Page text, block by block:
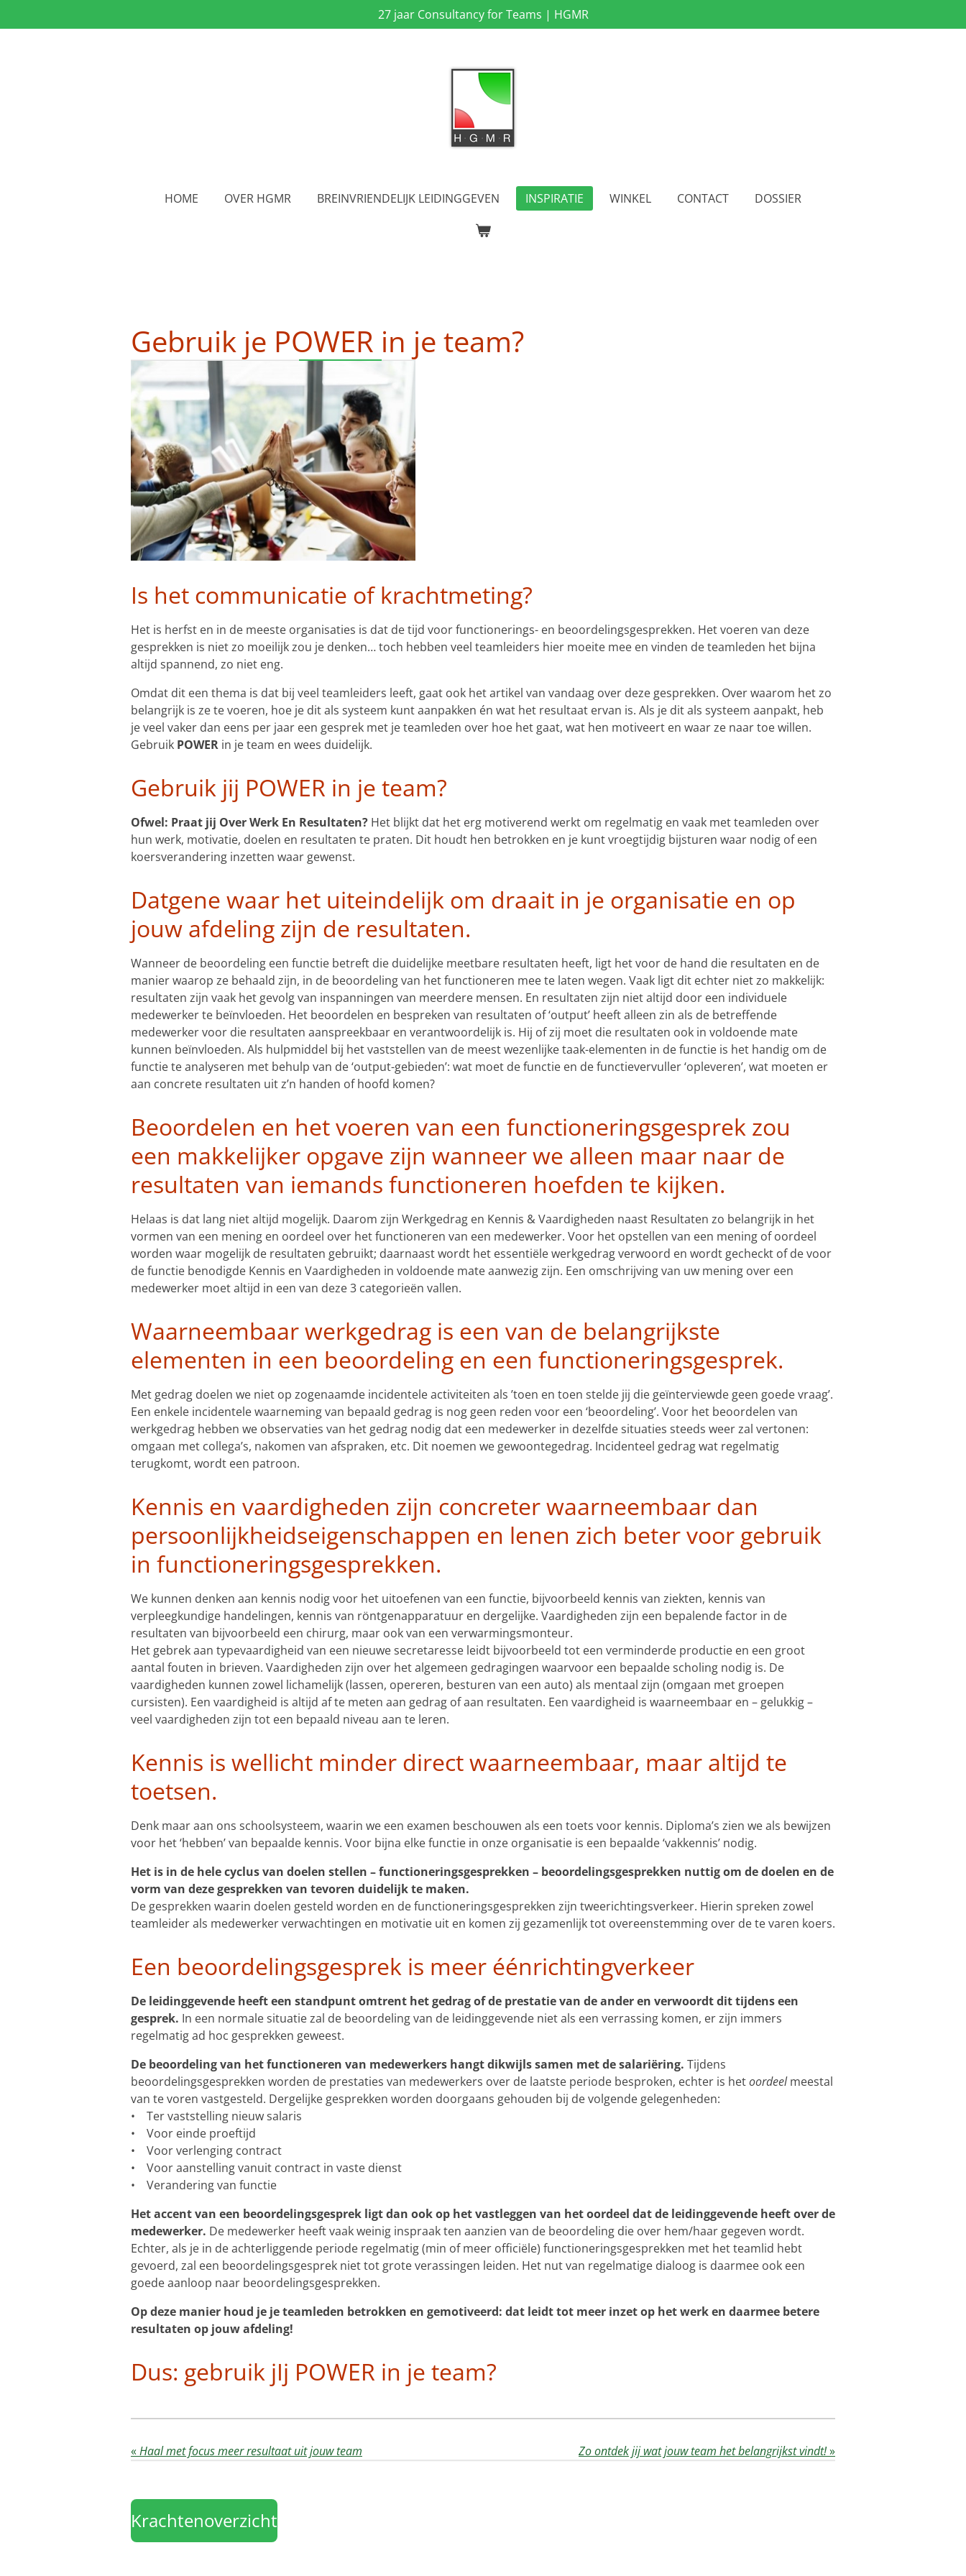
direct
27 jaar Consultancy for Teams | HGMR
HOME OVER HGMR BREINVRIENDELIJK LEIDINGGEVEN INSPIRATIE WINKEL CONTACT DOSSIER
Gebruik je POWER in je team?
Is het communicatie of krachtmeting?
Het is herfst en in de meeste organisaties is dat de tijd voor functionerings- en beoordelingsgesprekken. Het voeren van deze
gesprekken is niet zo moeilijk zou je denken… toch hebben veel teamleiders hier moeite mee en vinden de teamleden het bijna
altijd spannend, zo niet eng.
Omdat dit een thema is dat bij veel teamleiders leeft, gaat ook het artikel van vandaag over deze gesprekken. Over waarom het zo
belangrijk is ze te voeren, hoe je dit als systeem kunt aanpakken én wat het resultaat ervan is. Als je dit als systeem aanpakt, heb
je veel vaker dan eens per jaar een gesprek met je teamleden over hoe het gaat, wat hen motiveert en waar ze naar toe willen.
Gebruik POWER in je team en wees duidelijk.
Gebruik jij POWER in je team?
Ofwel: Praat jij Over Werk En Resultaten? Het blijkt dat het erg motiverend werkt om regelmatig en vaak met teamleden over
hun werk, motivatie, doelen en resultaten te praten. Dit houdt hen betrokken en je kunt vroegtijdig bijsturen waar nodig of een
koersverandering inzetten waar gewenst.
Datgene waar het uiteindelijk om draait in je organisatie en op
jouw afdeling zijn de resultaten.
Wanneer de beoordeling een functie betreft die duidelijke meetbare resultaten heeft, ligt het voor de hand die resultaten en de
manier waarop ze behaald zijn, in de beoordeling van het functioneren mee te laten wegen. Vaak ligt dit echter niet zo makkelijk:
resultaten zijn vaak het gevolg van inspanningen van meerdere mensen. En resultaten zijn niet altijd door een individuele
medewerker te beïnvloeden. Het beoordelen en bespreken van resultaten of ‘output’ heeft alleen zin als de betreffende
medewerker voor die resultaten aanspreekbaar en verantwoordelijk is. Hij of zij moet die resultaten ook in voldoende mate
kunnen beïnvloeden. Als hulpmiddel bij het vaststellen van de meest wezenlijke taak-elementen in de functie is het handig om de
functie te analyseren met behulp van de ‘output-gebieden’: wat moet de functie en de functievervuller ‘opleveren’, wat moeten er
aan concrete resultaten uit z’n handen of hoofd komen?
Beoordelen en het voeren van een functioneringsgesprek zou
een makkelijker opgave zijn wanneer we alleen maar naar de
resultaten van iemands functioneren hoefden te kijken.
Helaas is dat lang niet altijd mogelijk. Daarom zijn Werkgedrag en Kennis & Vaardigheden naast Resultaten zo belangrijk in het
vormen van een mening en oordeel over het functioneren van een medewerker. Voor het opstellen van een mening of oordeel
worden waar mogelijk de resultaten gebruikt; daarnaast wordt het essentiële werkgedrag verwoord en wordt gecheckt of de voor
de functie benodigde Kennis en Vaardigheden in voldoende mate aanwezig zijn. Een omschrijving van uw mening over een
medewerker moet altijd in een van deze 3 categorieën vallen.
Waarneembaar werkgedrag is een van de belangrijkste
elementen in een beoordeling en een functioneringsgesprek.
Met gedrag doelen we niet op zogenaamde incidentele activiteiten als ’toen en toen stelde jij die geïnterviewde geen goede vraag’.
Een enkele incidentele waarneming van bepaald gedrag is nog geen reden voor een ‘beoordeling’. Voor het beoordelen van
werkgedrag hebben we observaties van het gedrag nodig dat een medewerker in dezelfde situaties steeds weer zal vertonen:
omgaan met collega’s, nakomen van afspraken, etc. Dit noemen we gewoontegedrag. Incidenteel gedrag wat regelmatig
terugkomt, wordt een patroon.
Kennis en vaardigheden zijn concreter waarneembaar dan
persoonlijkheidseigenschappen en lenen zich beter voor gebruik
in functioneringsgesprekken.
We kunnen denken aan kennis nodig voor het uitoefenen van een functie, bijvoorbeeld kennis van ziekten, kennis van
verpleegkundige handelingen, kennis van röntgenapparatuur en dergelijke. Vaardigheden zijn een bepalende factor in de
resultaten van bijvoorbeeld een chirurg, maar ook van een verwarmingsmonteur.
Het gebrek aan typevaardigheid van een nieuwe secretaresse leidt bijvoorbeeld tot een verminderde productie en een groot
aantal fouten in brieven. Vaardigheden zijn over het algemeen gedragingen waarvoor een bepaalde scholing nodig is. De
vaardigheden kunnen zowel lichamelijk (lassen, opereren, besturen van een auto) als mentaal zijn (omgaan met groepen
cursisten). Een vaardigheid is altijd af te meten aan gedrag of aan resultaten. Een vaardigheid is waarneembaar en – gelukkig –
veel vaardigheden zijn tot een bepaald niveau aan te leren.
Kennis is wellicht minder direct waarneembaar, maar altijd te
toetsen.
Denk maar aan ons schoolsysteem, waarin we een examen beschouwen als een toets voor kennis. Diploma’s zien we als bewijzen
voor het ‘hebben’ van bepaalde kennis. Voor bijna elke functie in onze organisatie is een bepaalde ‘vakkennis’ nodig.
Het is in de hele cyclus van doelen stellen – functioneringsgesprekken – beoordelingsgesprekken nuttig om de doelen en de
vorm van deze gesprekken van tevoren duidelijk te maken.
De gesprekken waarin doelen gesteld worden en de functioneringsgesprekken zijn tweerichtingsverkeer. Hierin spreken zowel
teamleider als medewerker verwachtingen en motivatie uit en komen zij gezamenlijk tot overeenstemming over de te varen koers.
Een beoordelingsgesprek is meer éénrichtingverkeer
De leidinggevende heeft een standpunt omtrent het gedrag of de prestatie van de ander en verwoordt dit tijdens een
gesprek. In een normale situatie zal de beoordeling van de leidinggevende niet als een verrassing komen, er zijn immers
regelmatig ad hoc gesprekken geweest.
De beoordeling van het functioneren van medewerkers hangt dikwijls samen met de salariëring. Tijdens
beoordelingsgesprekken worden de prestaties van medewerkers over de laatste periode besproken, echter is hetoordeelmeestal
van te voren vastgesteld. Dergelijke gesprekken worden doorgaans gehouden bij de volgende gelegenheden:
• Ter vaststelling nieuw salaris
• Voor einde proeftijd
• Voor verlenging contract
• Voor aanstelling vanuit contract in vaste dienst
• Verandering van functie
Het accent van een beoordelingsgesprek ligt dan ook op het vastleggen van het oordeel dat de leidinggevende heeft over de
medewerker. De medewerker heeft vaak weinig inspraak ten aanzien van de beoordeling die over hem/haar gegeven wordt.
Echter, als je in de achterliggende periode regelmatig (min of meer officiële) functioneringsgesprekken met het teamlid hebt
gevoerd, zal een beoordelingsgesprek niet tot grote verassingen leiden. Het nut van regelmatige dialoog is daarmee ook een
goede aanloop naar beoordelingsgesprekken.
Op deze manier houd je je teamleden betrokken en gemotiveerd: dat leidt tot meer inzet op het werk en daarmee betere
resultaten op jouw afdeling!
Dus: gebruik jIj POWER in je team?
«Haal met focus meer resultaat uit jouw team Zo ontdek jij wat jouw team het belangrijkst vindt!»
Krachtenoverzicht